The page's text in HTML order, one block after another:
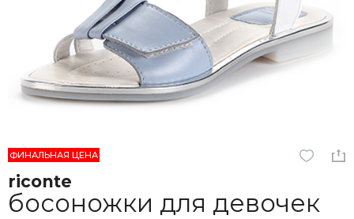
ФИНАЛЬНАЯ ЦЕНА
riconte
босоножки для девочек